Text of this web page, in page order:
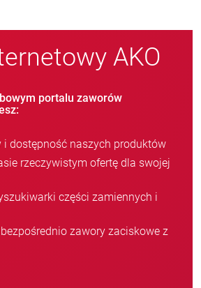
AKO
portalu zaworów
i dostępność naszych produktów
rzeczywistym ofertę dla swojej
części zamiennych i
zawory zaciskowe z